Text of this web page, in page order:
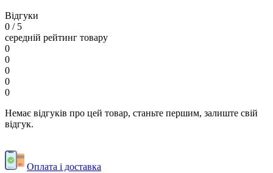
Відгуки
0 / 5
середній рейтинг товару
0
0
0
0
0
Немає відгуків про цей товар, станьте першим, залиште свій
відгук.
Оплата і доставка